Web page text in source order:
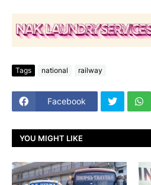
Tags national railway
Facebook
YOU MIGHT LIKE